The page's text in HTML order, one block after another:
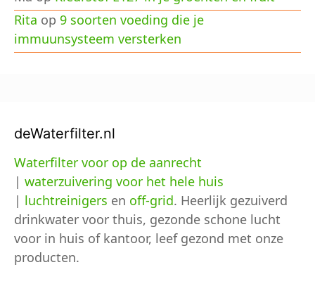
Rita op 9 soorten voeding die je
immuunsysteem versterken
deWaterfilter.nl
Waterfilter voor op de aanrecht
| waterzuivering voor het hele huis
| luchtreinigers en off-grid. Heerlijk gezuiverd
drinkwater voor thuis, gezonde schone lucht
voor in huis of kantoor, leef gezond met onze
producten.